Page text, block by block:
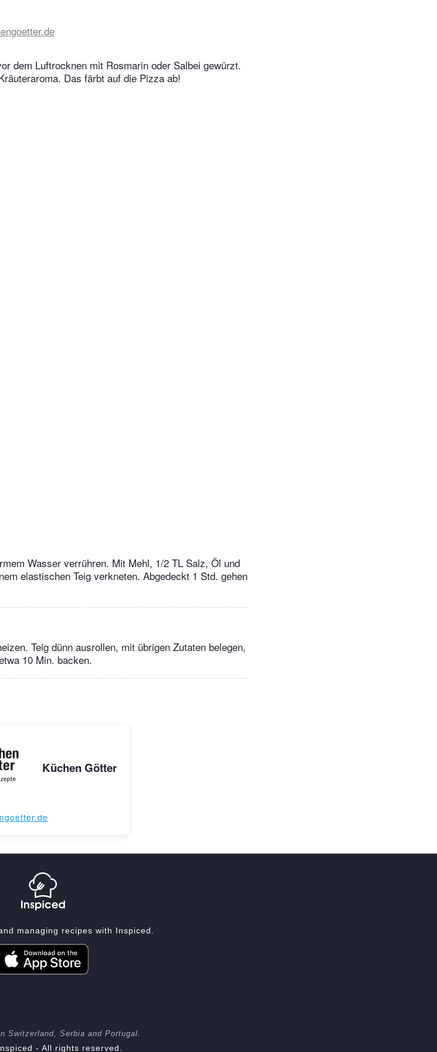
dem Luftrocknen mit Rosmarin oder Salbei gewürzt.
Das färbt auf die Pizza ab!
Wasser verrühren. Mit Mehl, 1/2 TL Salz, Öl und
elastischen Teig verkneten. Abgedeckt 1 Std. gehen
Teig dünn ausrollen, mit übrigen Zutaten belegen,
10 Min. backen.
Küchen Götter
managing recipes with Inspiced.
Switzerland, Serbia and Portugal.
- All rights reserved.